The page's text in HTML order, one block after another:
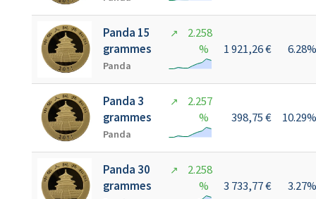
Panda 15
grammes
Panda
↗
2.258
%
1 921,26 € 6.28%
Panda 3
grammes
Panda
↗
2.257
%
398,75 € 10.29%
Panda 30
grammes
↗
2.258
%
3 733,77 € 3.27%